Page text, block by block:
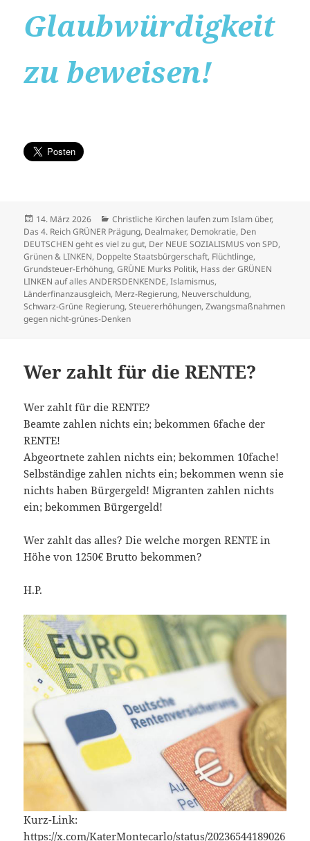
Glaubwürdigkeit
zu beweisen!
Veröffentlicht
am
14. März 2026 Kategorien
Christliche Kirchen laufen zum Islam über,
Das 4. Reich GRÜNER Prägung, Dealmaker, Demokratie, Den
DEUTSCHEN geht es viel zu gut, Der NEUE SOZIALISMUS von SPD,
Grünen & LINKEN, Doppelte Staatsbürgerschaft, Flüchtlinge,
Grundsteuer-Erhöhung,GRÜNE Murks Politik, Hass der GRÜNEN
LINKEN auf alles ANDERSDENKENDE,Islamismus,
Länderfinanzausgleich, Merz-Regierung, Neuverschuldung,
Schwarz-Grüne Regierung,Steuererhöhungen,Zwangsmaßnahmen
gegen nicht-grünes-Denken
Wer zahlt für die RENTE?
Wer zahlt für die RENTE?
Beamte zahlen nichts ein; bekommen 6fache der
RENTE!
Abgeortnete zahlen nichts ein; bekommen 10fache!
Selbständige zahlen nichts ein; bekommen wenn sie
nichts haben Bürgergeld! Migranten zahlen nichts
ein; bekommen Bürgergeld!
Wer zahlt das alles? Die welche morgen RENTE in
Höhe von 1250€ Brutto bekommen?
H.P.
Kurz-Link:
https://x.com/KaterMontecarlo/status/20236544189026